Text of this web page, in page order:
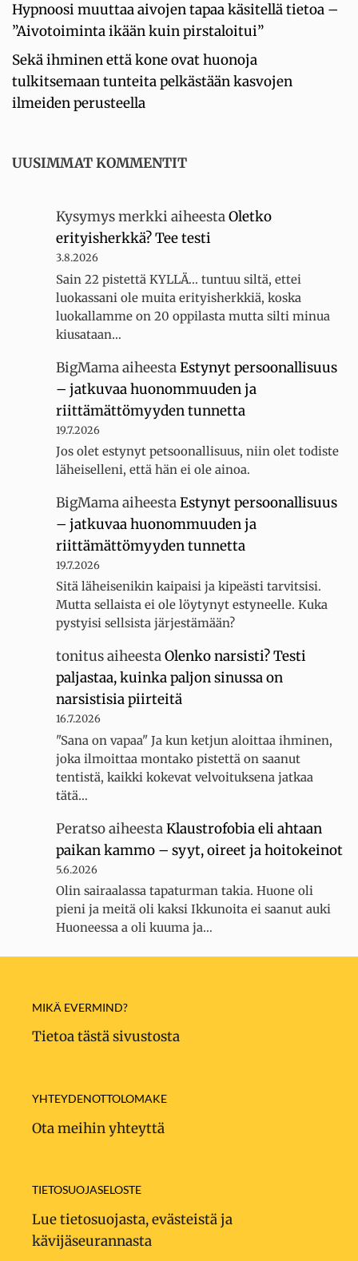
Hypnoosi muuttaa aivojen tapaa käsitellä tietoa –
”Aivotoiminta ikään kuin pirstaloitui”
Sekä ihminen että kone ovat huonoja
tulkitsemaan tunteita pelkästään kasvojen
ilmeiden perusteella
UUSIMMAT KOMMENTIT
Kysymys merkki aiheestaOletko
erityisherkkä? Tee testi
3.8.2026
Sain 22 pistettä KYLLÄ... tuntuu siltä, ettei
luokassani ole muita erityisherkkiä, koska
luokallamme on 20 oppilasta mutta silti minua
kiusataan…
BigMamaaiheestaEstynyt persoonallisuus
– jatkuvaa huonommuuden ja
riittämättömyyden tunnetta
19.7.2026
Jos olet estynyt petsoonallisuus, niin olet todiste
läheiselleni, että hän ei ole ainoa.
BigMamaaiheestaEstynyt persoonallisuus
– jatkuvaa huonommuuden ja
riittämättömyyden tunnetta
19.7.2026
Sitä läheisenikin kaipaisi ja kipeästi tarvitsisi.
Mutta sellaista ei ole löytynyt estyneelle. Kuka
pystyisi sellsista järjestämään?
tonitusaiheestaOlenko narsisti? Testi
paljastaa, kuinka paljon sinussa on
narsistisia piirteitä
16.7.2026
"Sana on vapaa" Ja kun ketjun aloittaa ihminen,
joka ilmoittaa montako pistettä on saanut
tentistä, kaikki kokevat velvoituksena jatkaa
tätä…
PeratsoaiheestaKlaustrofobia eli ahtaan
paikan kammo – syyt, oireet ja hoitokeinot
5.6.2026
Olin sairaalassa tapaturman takia. Huone oli
pieni ja meitä oli kaksi Ikkunoita ei saanut auki
Huoneessa a oli kuuma ja…
MIKÄ EVERMIND?
Tietoa tästä sivustosta
YHTEYDENOTTOLOMAKE
Ota meihin yhteyttä
TIETOSUOJASELOSTE
Lue tietosuojasta, evästeistä ja
kävijäseurannasta